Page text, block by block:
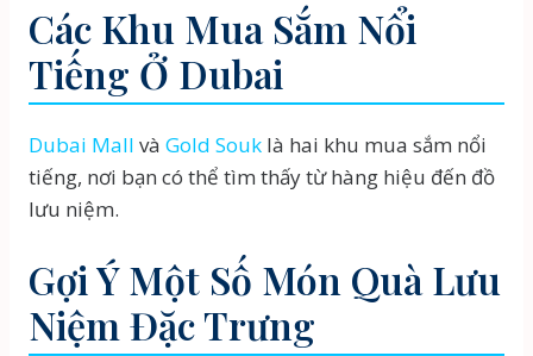
Các Khu Mua Sắm Nổi
Tiếng Ở Dubai
Dubai Mall và Gold Souklà hai khu mua sắm nổi
tiếng, nơi bạn có thể tìm thấy từ hàng hiệu đến đồ
lưu niệm.
Gợi Ý Một Số Món Quà Lưu
Niệm Đặc Trưng